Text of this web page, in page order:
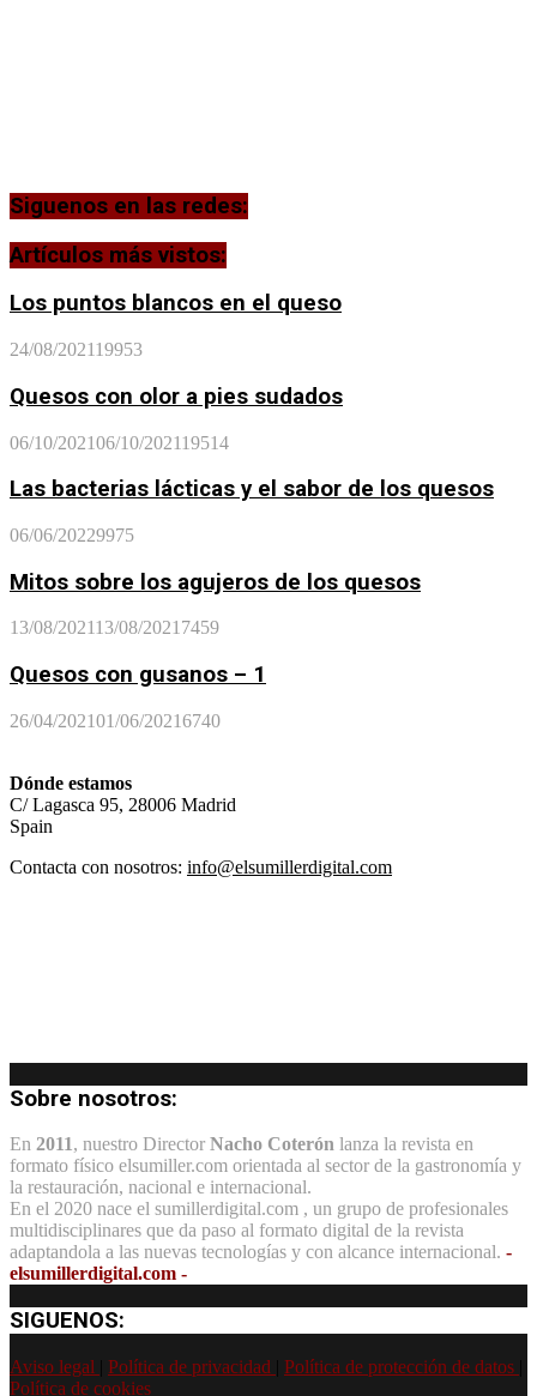
Siguenos en las redes:
Artículos más vistos:
Los puntos blancos en el queso
24/08/202119953
Quesos con olor a pies sudados
06/10/202106/10/202119514
Las bacterias lácticas y el sabor de los quesos
06/06/20229975
Mitos sobre los agujeros de los quesos
13/08/202113/08/20217459
Quesos con gusanos – 1
26/04/202101/06/20216740
Dónde estamos
C/ Lagasca 95, 28006 Madrid
Spain
Contacta con nosotros: info@elsumillerdigital.com
Sobre nosotros:
En 2011, nuestro Director Nacho Coterón lanza la revista en
formato físico elsumiller.com orientada al sector de la gastronomía y
la restauración, nacional e internacional.
En el 2020 nace el sumillerdigital.com , un grupo de profesionales
multidisciplinares que da paso al formato digital de la revista
adaptandola a las nuevas tecnologías y con alcance internacional. -
elsumillerdigital.com -
SIGUENOS:
Aviso legal Política de privacidad Política de protección de datos
Política de cookies